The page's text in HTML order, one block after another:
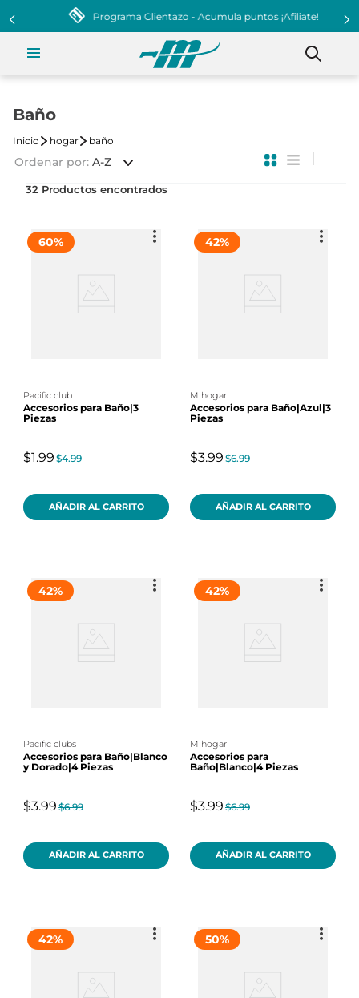
Programa Clientazo - Acumula puntos ¡Afiliate!
Baño
hogar baño
Ordenar por A-Z
32
60%
pacific club
Accesorios para Baño|3
Piezas
$1.99 $4.99
AÑADIR AL CARRITO
42%
m hogar
Accesorios para Baño|Azul|3
Piezas
$3.99 $6.99
AÑADIR AL CARRITO
42%
pacific clubs
Accesorios para Baño|Blanco
y Dorado|4 Piezas
$3.99 $6.99
AÑADIR AL CARRITO
42%
m hogar
Accesorios para
Baño|Blanco|4 Piezas
$3.99 $6.99
AÑADIR AL CARRITO
42% 50%